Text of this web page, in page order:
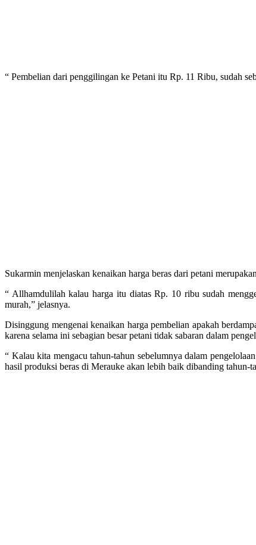
“ Pembelian dari penggilingan ke Petani itu Rp. 11 Ribu, sudah
Sukarmin menjelaskan kenaikan harga beras dari petani
“ Allhamdulilah kalau harga itu diatas Rp. 10 ribu sudah
murah,” jelasnya.
Disinggung mengenai kenaikan harga pembelian apakah
karena selama ini sebagian besar petani tidak sabaran dalam
“ Kalau kita mengacu tahun-tahun sebelumnya dalam
hasil produksi beras di Merauke akan lebih baik dibanding tahun-